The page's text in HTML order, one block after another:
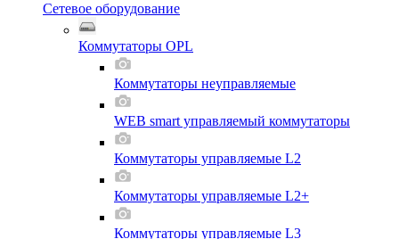
Сетевое оборудование
Коммутаторы OPL
Коммутаторы неуправляемые
WEB smart управляемый коммутаторы
Коммутаторы управляемые L2
Коммутаторы управляемые L2+
Коммутаторы управляемые L3